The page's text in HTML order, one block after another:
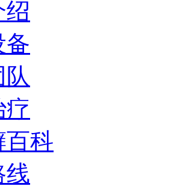
绍
备
疗
百科
线